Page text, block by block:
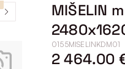
MIŠELIN
0155MISELINKDM01
2 464.00